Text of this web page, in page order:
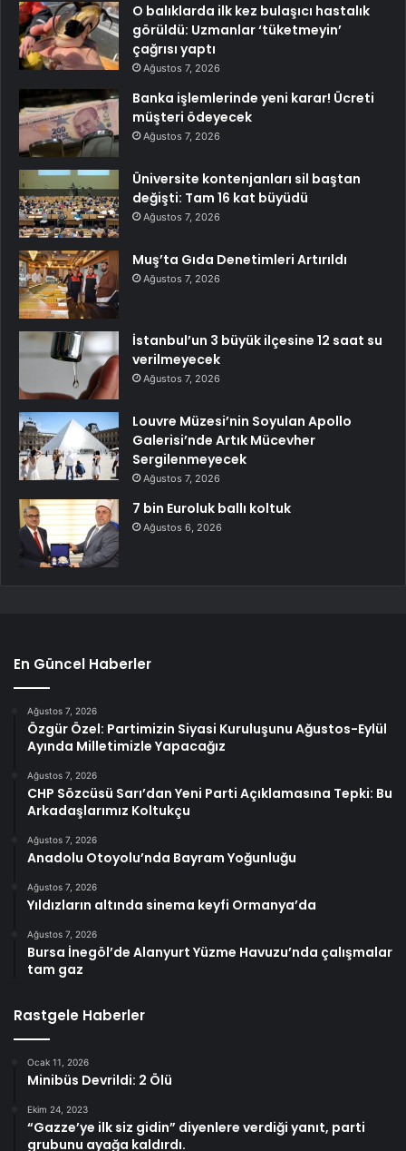
O balıklarda ilk kez bulaşıcı hastalık
görüldü: Uzmanlar ‘tüketmeyin’
çağrısı yaptı
Ağustos 7, 2026
Banka işlemlerinde yeni karar! Ücreti
müşteri ödeyecek
Ağustos 7, 2026
Üniversite kontenjanları sil baştan
değişti: Tam 16 kat büyüdü
Ağustos 7, 2026
Muş’ta Gıda Denetimleri Artırıldı
Ağustos 7, 2026
İstanbul’un 3 büyük ilçesine 12 saat su
verilmeyecek
Ağustos 7, 2026
Louvre Müzesi’nin Soyulan Apollo
Galerisi’nde Artık Mücevher
Sergilenmeyecek
Ağustos 7, 2026
7 bin Euroluk ballı koltuk
Ağustos 6, 2026
En Güncel Haberler
Ağustos 7, 2026
Özgür Özel: Partimizin Siyasi Kuruluşunu Ağustos-Eylül
Ayında Milletimizle Yapacağız
Ağustos 7, 2026
CHP Sözcüsü Sarı’dan Yeni Parti Açıklamasına Tepki: Bu
Arkadaşlarımız Koltukçu
Ağustos 7, 2026
Anadolu Otoyolu’nda Bayram Yoğunluğu
Ağustos 7, 2026
Yıldızların altında sinema keyfi Ormanya’da
Ağustos 7, 2026
Bursa İnegöl’de Alanyurt Yüzme Havuzu’nda çalışmalar
tam gaz
Rastgele Haberler
Ocak 11, 2026
Minibüs Devrildi: 2 Ölü
Ekim 24, 2023
“Gazze’ye ilk siz gidin” diyenlere verdiği yanıt, parti
grubunu ayağa kaldırdı.